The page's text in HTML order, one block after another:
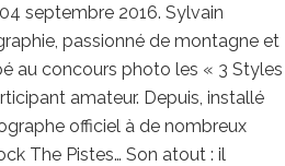
septembre 2016. Sylvain
passionné de montagne et
au concours photo les « 3 Styles
amateur. Depuis, installé
officiel à de nombreux
The Pistes… Son atout : il